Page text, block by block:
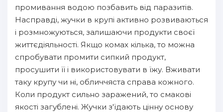
промивання водою позбавить від паразитів.
Насправді, жучки в крупі активно розвиваються
і розмножуються, залишаючи продукти своєї
життєдіяльності. Якщо комах кілька, то можна
спробувати промити сипкий продукт,
просушити її і використовувати в їжу. Вживати
таку крупу чи ні, обличчяста справа кожного.
Коли продукт сильно заражений, то смакові
якості загублені. Жучки з'їдають цінну основу